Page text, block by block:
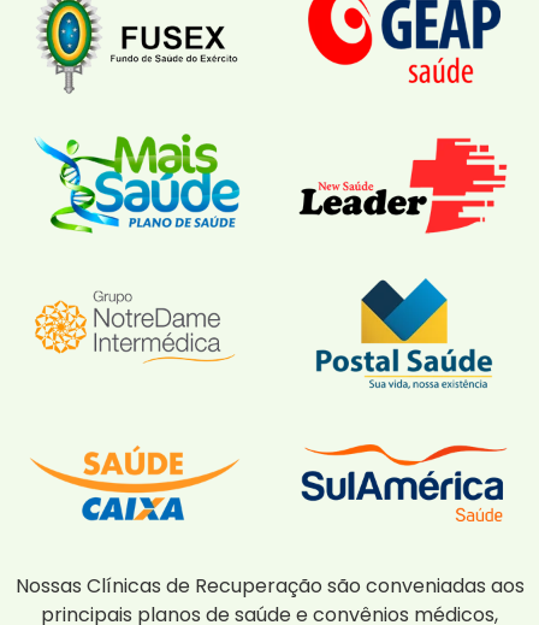
Nossas Clínicas de Recuperação são conveniadas aos
principais planos de saúde e convênios médicos,